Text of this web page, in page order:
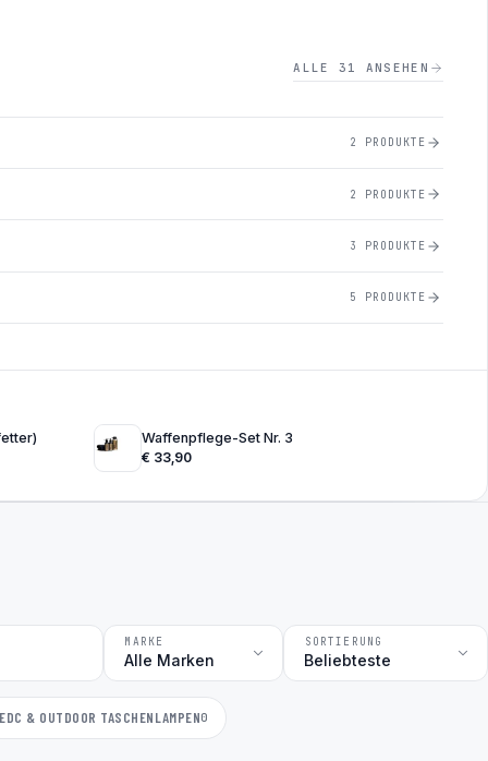
ALLE 31 ANSEHEN
2 PRODUKTE
2 PRODUKTE
3 PRODUKTE
5 PRODUKTE
Waffenpflege-Set Nr. 3
€ 33,90
MARKE SORTIERUNG
EDC & OUTDOOR TASCHENLAMPEN0